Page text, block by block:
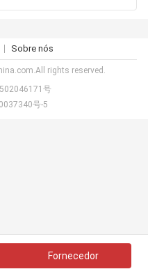
Fornecedor
Sobre nós
rights reserved.
号
号-5